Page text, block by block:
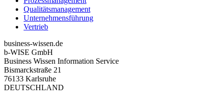
Qualitätsmanagement
Unternehmensführung
Vertrieb
business-wissen.de
b-WISE GmbH
Business Wissen Information Service
Bismarckstraße 21
76133 Karlsruhe
DEUTSCHLAND